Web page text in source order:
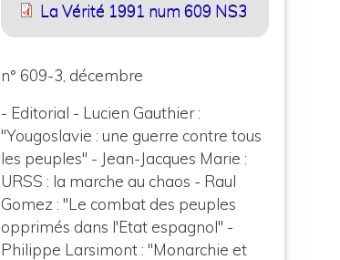
La Vérité 1991 num 609 NS3
n° 609-3, décembre
- Editorial - Lucien Gauthier :
"Yougoslavie : une guerre contre tous
les peuples" - Jean-Jacques Marie :
URSS : la marche au chaos - Raul
Gomez : "Le combat des peuples
opprimés dans l'Etat espagnol" -
Philippe Larsimont : "Monarchie et